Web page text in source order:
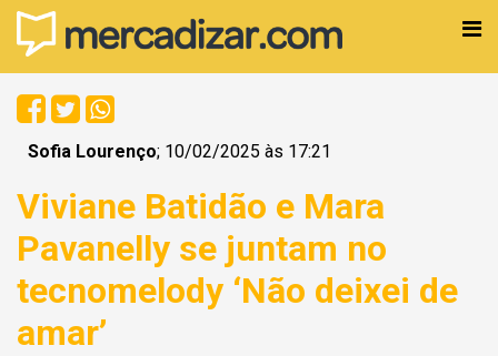
Sofia Lourenço; 10/02/2025 às 17:21
Viviane Batidão e Mara
Pavanelly se juntam no
tecnomelody ‘Não deixei de
amar’